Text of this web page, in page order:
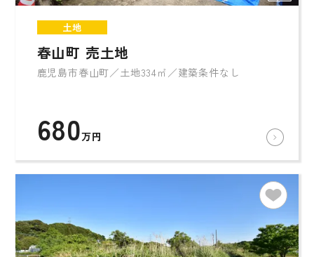
土地
春山町 売土地
鹿児島市春山町／土地334㎡／建築条件なし
680万円